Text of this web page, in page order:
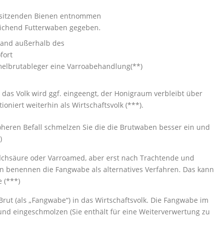
Bienen entnommen
Futterwaben gegeben.
außerhalb des
eine Varroabehandlung(**)
Volk wird ggf. eingeengt, der Honigraum verbleibt über
weiterhin als Wirtschaftsvolk (***).
Befall schmelzen Sie die die Brutwaben besser ein und
oder Varroamed, aber erst nach Trachtende und
die Fangwabe als alternatives Verfahren. Das kann
(***)
(als „Fangwabe“) in das Wirtschaftsvolk. Die Fangwabe im
eingeschmolzen (Sie enthält für eine Weiterverwertung zu